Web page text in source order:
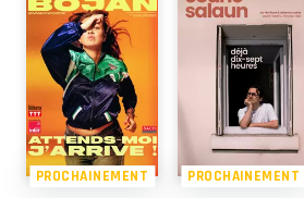
PROCHAINEMENT PROCHAINEMENT